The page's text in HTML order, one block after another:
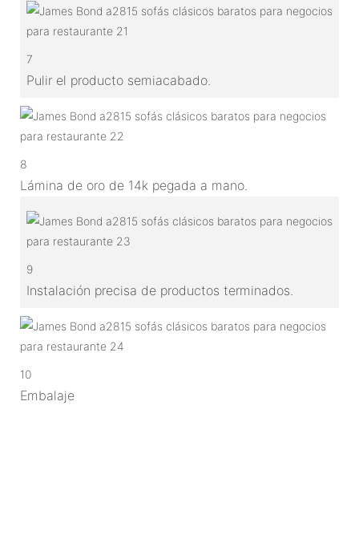
7
Pulir el producto semiacabado.
8
Lámina de oro de 14k pegada a mano.
9
Instalación precisa de productos terminados.
10
Embalaje